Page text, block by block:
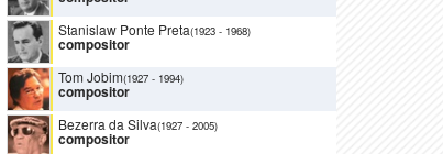
Stanislaw Ponte Preta(1923 - 1968)
compositor
Tom Jobim(1927 - 1994)
compositor
Bezerra da Silva(1927 - 2005)
compositor